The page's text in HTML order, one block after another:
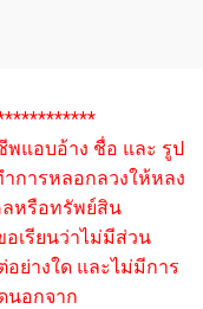
แอบอ้าง ชื่อ และ รูป
การหลอกลวงให้หลง
หรือทรัพย์สิน
เรียนว่าไม่มีส่วน
อย่างใด และไม่มีการ
นอกจาก